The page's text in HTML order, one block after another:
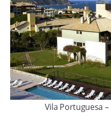
Vila Portuguesa